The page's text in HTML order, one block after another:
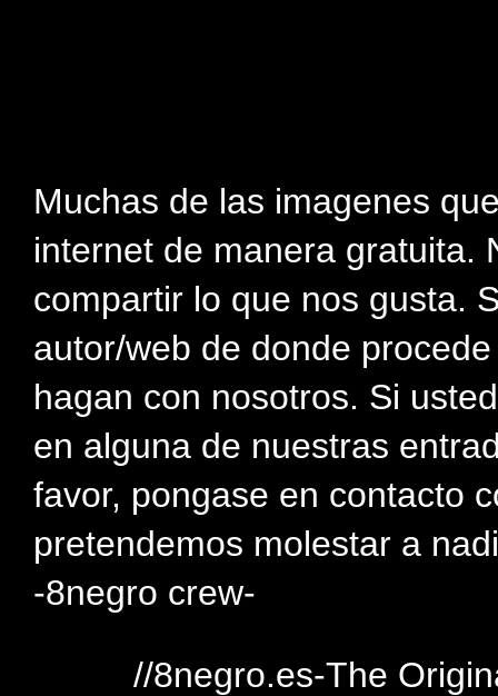
Muchas de las imagenes
internet de manera gratuita.
compartir lo que nos gusta.
autor/web de donde
hagan con nosotros. Si
en alguna de nuestras
favor, pongase en contacto
pretendemos molestar a
-8negro crew-
//8negro.es-The